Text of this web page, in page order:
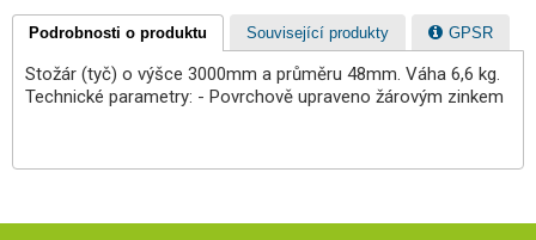
Podrobnosti o produktu Související produkty GPSR
Stožár (tyč) o výšce 3000mm a průměru 48mm. Váha 6,6 kg.
Technické parametry: - Povrchově upraveno žárovým zinkem